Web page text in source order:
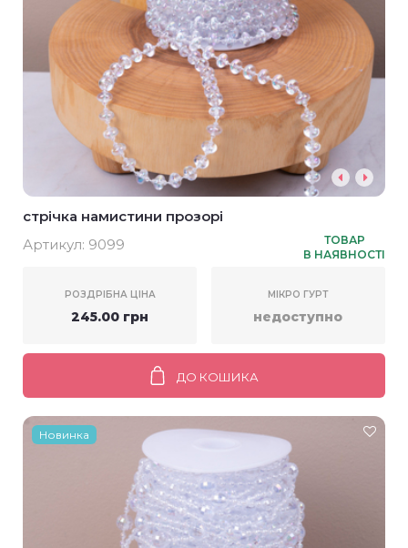
стрічка намистини прозорі
Артикул: 9099
ТОВАР
В НАЯВНОСТІ
РОЗДРІБНА ЦІНА
245.00 грн
МІКРО ГУРТ
недоступно
ДО КОШИКА
Новинка